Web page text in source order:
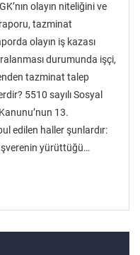
olayın niteliğini ve
raporu, tazminat
olayın iş kazası
durumunda işçi,
tazminat talep
5510 sayılı Sosyal
13.
edilen haller şunlardır:
yürüttüğü…